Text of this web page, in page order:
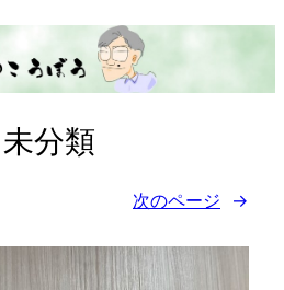
未分類
次のページ →